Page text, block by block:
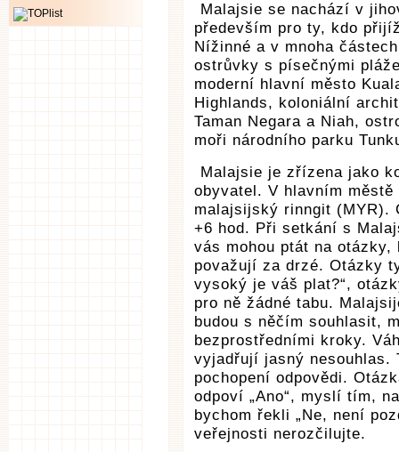
Malajsie se nachází v
především pro ty, kdo
Nížinné a v mnoha
ostrůvky s písečnými
moderní hlavní město
Highlands, koloniální
Taman Negara a Niah,
moři národního parku
Malajsie je zřízena jako
obyvatel. V hlavním
malajsijský rinngit (MYR).
+6 hod. Při setkání s
vás mohou ptát na
považují za drzé. Otázky
vysoký je váš plat?“,
pro ně žádné tabu.
budou s něčím souhlasit,
bezprostředními kroky.
vyjadřují jasný nesouhlas.
pochopení odpovědi.
odpoví „Ano“, myslí tím,
bychom řekli „Ne, není
veřejnosti nerozčilujte.